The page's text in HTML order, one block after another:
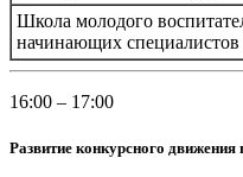
Школа молодого
начинающих специалистов
16:00 – 17:00
Развитие конкурсного движения